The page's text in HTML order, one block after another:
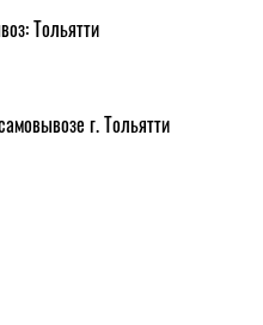
Тольятти
г. Тольятти